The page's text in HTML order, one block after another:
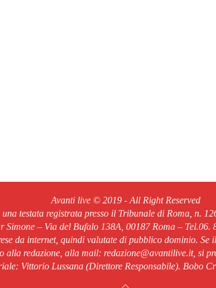
Avanti live © 2019 - All Right Reserved
testata registrata presso il Tribunale di Roma, n.
Simone – Via del Bufalo 138A, 00187 Roma –
da internet, quindi valutate di pubblico dominio.
alla redazione, alla mail: redazione@avantilive.it, si
Vittorio Lussana (Direttore Responsabile). Bobo